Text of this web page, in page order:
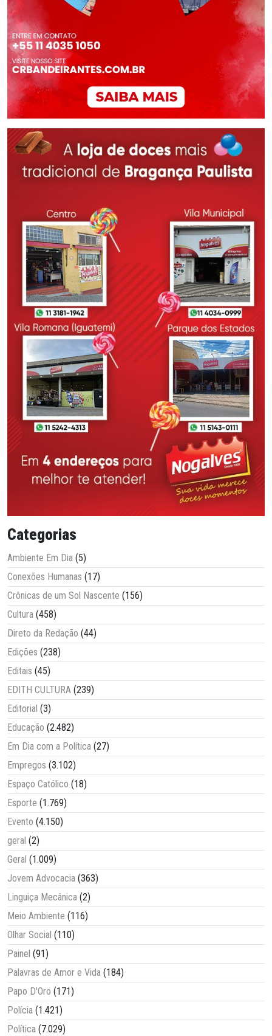
Categorias
Ambiente Em Dia (5)
Conexões Humanas (17)
Crônicas de um Sol Nascente (156)
Cultura (458)
Direto da Redação (44)
Edições (238)
Editais (45)
EDITH CULTURA (239)
Editorial (3)
Educação (2.482)
Em Dia com a Política (27)
Empregos (3.102)
Espaço Católico (18)
Esporte (1.769)
Evento (4.150)
geral (2)
Geral (1.009)
Jovem Advocacia (363)
Linguiça Mecânica (2)
Meio Ambiente (116)
Olhar Social (110)
Painel (91)
Palavras de Amor e Vida (184)
Papo D'Oro (171)
Polícia (1.421)
Política (7.029)